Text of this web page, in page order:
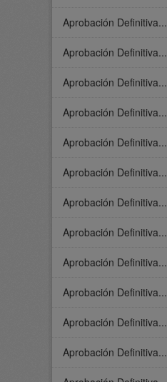
Aprobación Definitiva...
Aprobación Definitiva...
Aprobación Definitiva...
Aprobación Definitiva...
Aprobación Definitiva...
Aprobación Definitiva...
Aprobación Definitiva...
Aprobación Definitiva...
Aprobación Definitiva...
Aprobación Definitiva...
Aprobación Definitiva...
Aprobación Definitiva...